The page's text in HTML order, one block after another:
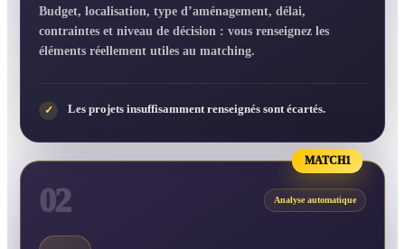
Budget, localisation, type d’aménagement, délai,
contraintes et niveau de décision : vous renseignez les
éléments réellement utiles au matching.
✓ Les projets insuffisamment renseignés sont écartés.
MATCH1
02 Analyse automatique